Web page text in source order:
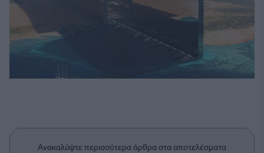
Ανακαλύψτε περισσότερα άρθρα στα αποτελέσματα